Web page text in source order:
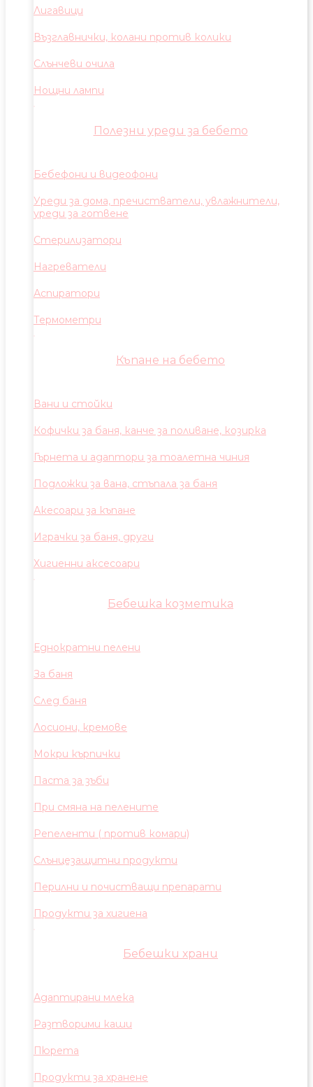
Лигавици
Възглавнички, колани против колики
Слънчеви очила
Нощни лампи
Полезни уреди за бебето
Бебефони и видеофони
Уреди за дома, пречистватели, увлажнители,
уреди за готвене
Стерилизатори
Нагреватели
Аспиратори
Термометри
Къпане на бебето
Вани и стойки
Кофички за баня, канче за поливане, козирка
Гърнета и адаптори за тоалетна чиния
Подложки за вана, стъпала за баня
Акесоари за къпане
Играчки за баня, други
Хигиенни аксесоари
Бебешка козметика
Еднократни пелени
За баня
След баня
Лосиони, кремове
Мокри кърпички
Паста за зъби
При смяна на пелените
Репеленти ( против комари)
Слънцезащитни продукти
Перилни и почистващи препарати
Продукти за хигиена
Бебешки храни
Адаптирани млека
Разтворими каши
Пюрета
Продукти за хранене